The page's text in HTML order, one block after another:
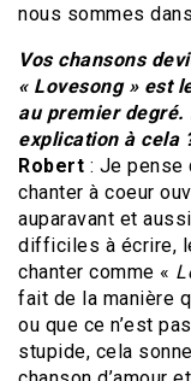
nous sommes
Vos chansons
« Lovesong » est
au premier degré.
explication à cela
Robert : Je pense
chanter à coeur
auparavant et
difficiles à écrire,
chanter comme «
fait de la manière
ou que ce n’est
stupide, cela